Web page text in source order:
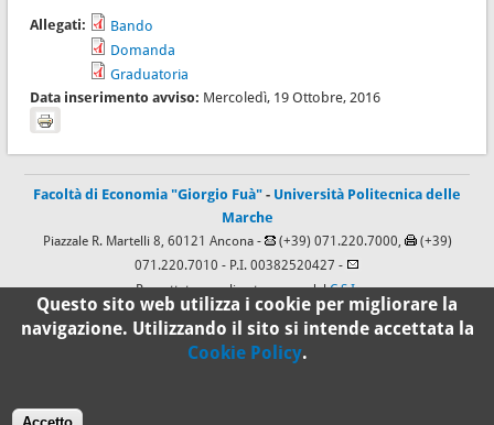
Allegati:
Bando
Domanda
Graduatoria
Data inserimento avviso: Mercoledì, 19 Ottobre, 2016
Facoltà di Economia "Giorgio Fuà" - Università Politecnica delle
Marche
Piazzale R. Martelli 8, 60121 Ancona - (+39) 071.220.7000,
(+39)
071.220.7010 - P.I. 00382520427 -
Progettato e realizzato a cura delC.S.I.
Questo sito web utilizza i cookie per migliorare la
navigazione. Utilizzando il sito si intende accettata la
Cookie Policy.